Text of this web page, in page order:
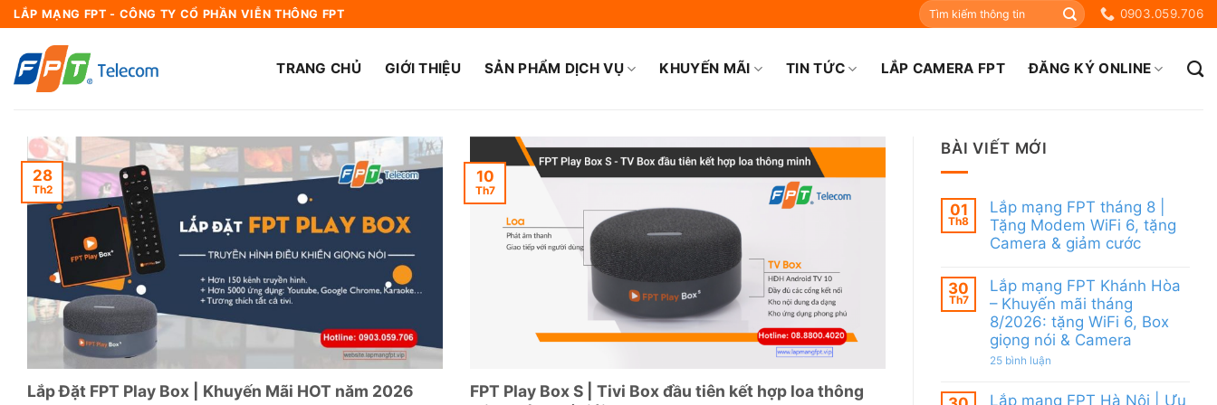
Bỏ
nội
dung
LẮP MẠNG FPT - CÔNG TY CỔ PHẦN VIỄN THÔNG FPT 0903.059.706
TRANG CHỦ GIỚI THIỆU SẢN PHẨM DỊCH VỤ KHUYẾN MÃI TIN TỨC LẮP CAMERA FPT ĐĂNG KÝ ONLINE
Lắp Đặt FPT Play Box | Khuyến Mãi HOT năm 2026
28
Th2
FPT Play Box S | Tivi Box đầu tiên kết hợp loa thông
10
Th7
BÀI VIẾT MỚI
01
Th8
Lắp mạng FPT tháng 8 |
Tặng Modem WiFi 6, tặng
Camera & giảm cước
bình
luận
ở
Lắp
mạng
FPT
tháng
Tặng
30
Th7
Lắp mạng FPT Khánh Hòa
– Khuyến mãi tháng
8/2026: tặng WiFi 6, Box
giọng nói & Camera
25 bình luận
FPT
Lắp mạng FPT Hà Nội | Ưu